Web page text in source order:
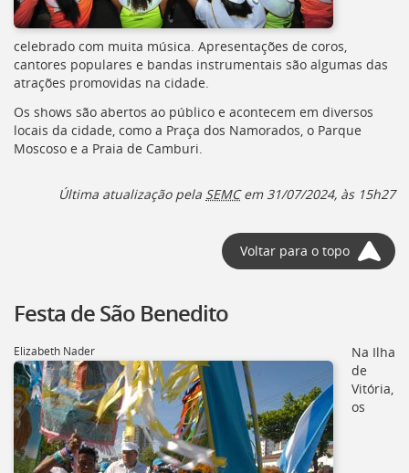
celebrado com muita música. Apresentações de coros,
cantores populares e bandas instrumentais são algumas das
atrações promovidas na cidade.
Os shows são abertos ao público e acontecem em diversos
locais da cidade, como a Praça dos Namorados, o Parque
Moscoso e a Praia de Camburi.
Última atualização pela SEMCem 31/07/2024, às 15h27
Voltar para o topo
Festa de São Benedito
Elizabeth Nader
Na Ilha
de
Vitória,
os